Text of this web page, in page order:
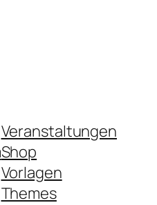
Veranstaltungen
Shop
Vorlagen
Themes